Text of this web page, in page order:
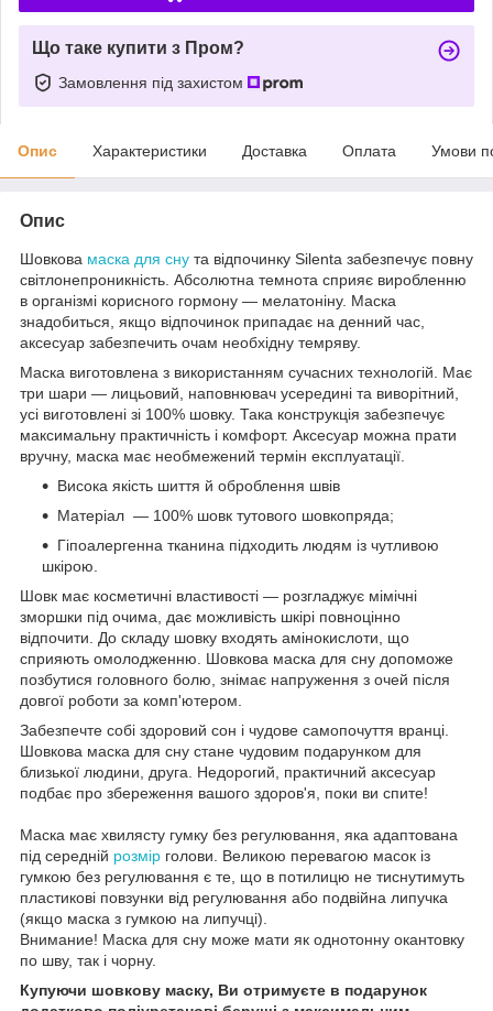
Що таке купити з Пром?
Замовлення під захистом
Опис Характеристики Доставка Оплата Умови
Опис
Шовкова маска для сну та відпочинку Silenta забезпечує повну
світлонепроникність. Абсолютна темнота сприяє виробленню
в організмі корисного гормону — мелатоніну. Маска
знадобиться, якщо відпочинок припадає на денний час,
аксесуар забезпечить очам необхідну темряву.
Маска виготовлена з використанням сучасних технологій. Має
три шари — лицьовий, наповнювач усередині та виворітний,
усі виготовлені зі 100% шовку. Така конструкція забезпечує
максимальну практичність і комфорт. Аксесуар можна прати
вручну, маска має необмежений термін експлуатації.
Висока якість шиття й оброблення швів
Матеріал — 100% шовк тутового шовкопряда;
Гіпоалергенна тканина підходить людям із чутливою
шкірою.
Шовк має косметичні властивості — розгладжує мімічні
зморшки під очима, дає можливість шкірі повноцінно
відпочити. До складу шовку входять амінокислоти, що
сприяють омолодженню. Шовкова маска для сну допоможе
позбутися головного болю, знімає напруження з очей після
довгої роботи за комп'ютером.
Забезпечте собі здоровий сон і чудове самопочуття вранці.
Шовкова маска для сну стане чудовим подарунком для
близької людини, друга. Недорогий, практичний аксесуар
подбає про збереження вашого здоров'я, поки ви спите!
Маска має хвилясту гумку без регулювання, яка адаптована
під середній розмір голови. Великою перевагою масок із
гумкою без регулювання є те, що в потилицю не тиснутимуть
пластикові повзунки від регулювання або подвійна липучка
(якщо маска з гумкою на липучці).
Внимание! Маска для сну може мати як однотонну окантовку
по шву, так і чорну.
Купуючи шовкову маску, Ви отримуєте в подарунок